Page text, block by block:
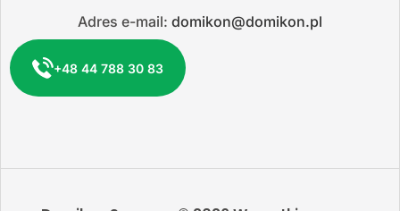
Adres e-mail: domikon@domikon.pl
+48 44 788 30 83